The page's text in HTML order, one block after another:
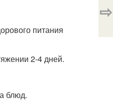
питания
2-4 дней.
блюд.
⇨